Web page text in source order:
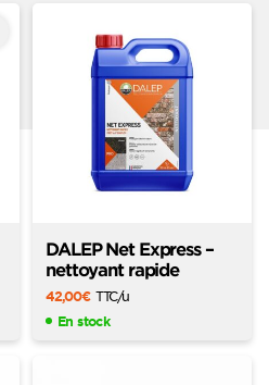
DALEP Net Express –
nettoyant rapide
42,00€ TTC/u
En stock